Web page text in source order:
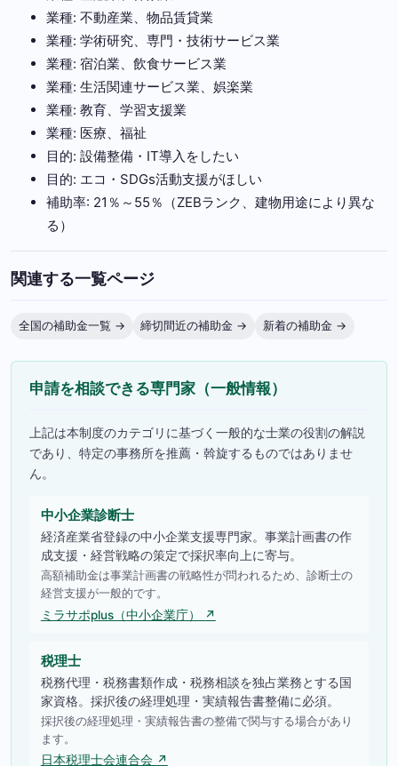
業種: 不動産業、物品賃貸業
業種: 学術研究、専門・技術サービス業
業種: 宿泊業、飲食サービス業
業種: 生活関連サービス業、娯楽業
業種: 教育、学習支援業
業種: 医療、福祉
目的: 設備整備・IT導入をしたい
目的: エコ・SDGs活動支援がほしい
補助率: 21％～55％（ZEBランク、建物用途により異な
る）
関連する一覧ページ
全国の補助金一覧 → 締切間近の補助金 → 新着の補助金 →
申請を相談できる専門家（一般情報）
上記は本制度のカテゴリに基づく一般的な士業の役割の解説
であり、特定の事務所を推薦・斡旋するものではありませ
ん。
中小企業診断士
経済産業省登録の中小企業支援専門家。事業計画書の作
成支援・経営戦略の策定で採択率向上に寄与。
高額補助金は事業計画書の戦略性が問われるため、診断士の
経営支援が一般的です。
ミラサポplus（中小企業庁） ↗
税理士
税務代理・税務書類作成・税務相談を独占業務とする国
家資格。採択後の経理処理・実績報告書整備に必須。
採択後の経理処理・実績報告書の整備で関与する場合があり
ます。
日本税理士会連合会 ↗